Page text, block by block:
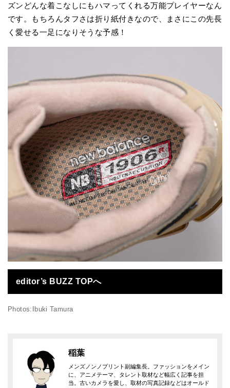
ズンどんな着こなしにもハマってくれる万能プレイヤーなん
です。もちろんタフさは折り紙付きなので、まさにこの先長
く愛せる一足になりそうな予感！
editor’s BUZZ TOPへ
Photos:Ibuki Tamura
稲葉
メンズノンノプリント副編集長。ファッションをメイン
に、アニメテーマ、タレント取材など幅広く記事を担
当。古いカメラを愛し、取材の写真記録などはオールド